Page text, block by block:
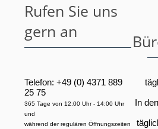
Rufen Sie uns
gern an
Telefon: +49 (0) 4371 889
25 75
365 Tage von 12:00 Uhr - 14:00 Uhr
und
während der regulären Öffnungszeiten
In